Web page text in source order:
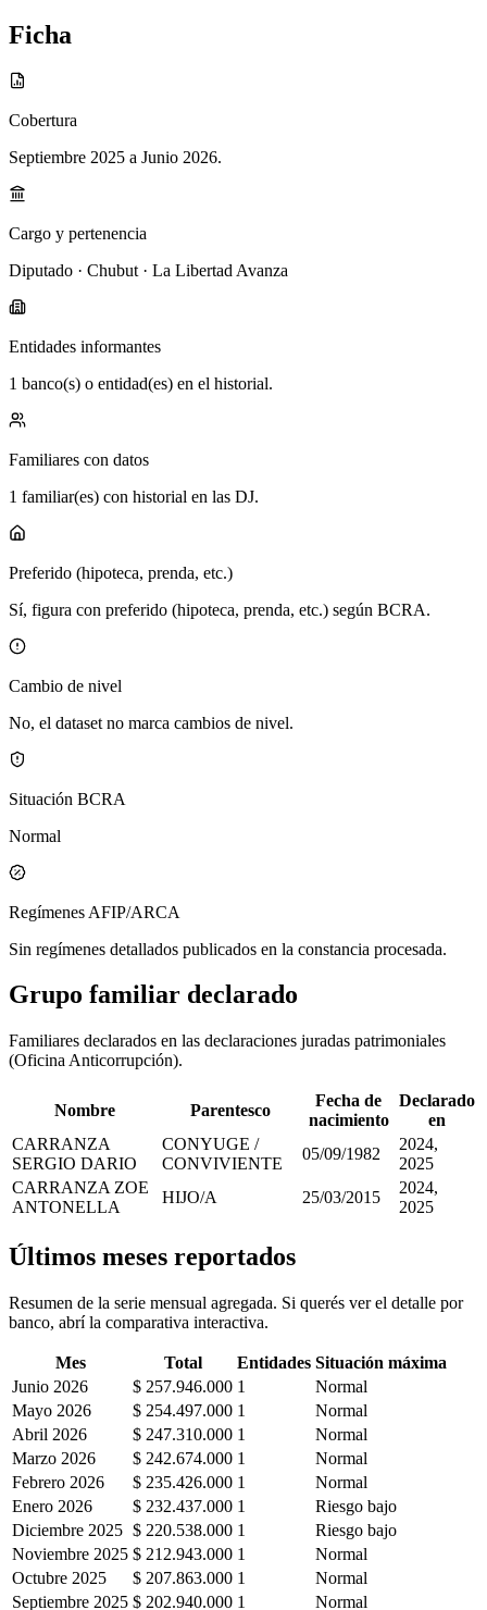
Ficha
Cobertura
Septiembre 2025 a Junio 2026.
Cargo y pertenencia
Diputado · Chubut · La Libertad Avanza
Entidades informantes
1 banco(s) o entidad(es) en el historial.
Familiares con datos
1 familiar(es) con historial en las DJ.
Preferido (hipoteca, prenda, etc.)
Sí, figura con preferido (hipoteca, prenda, etc.) según BCRA.
Cambio de nivel
No, el dataset no marca cambios de nivel.
Situación BCRA
Normal
Regímenes AFIP/ARCA
Sin regímenes detallados publicados en la constancia procesada.
Grupo familiar declarado
Familiares declarados en las declaraciones juradas patrimoniales
(Oficina Anticorrupción).
Nombre Parentesco
Fecha de
nacimiento
Declarado
en
CARRANZA
SERGIO DARIO
CONYUGE /
CONVIVIENTE
05/09/1982
2024,
2025
CARRANZA ZOE
ANTONELLA
HIJO/A 25/03/2015
2024,
2025
Últimos meses reportados
Resumen de la serie mensual agregada. Si querés ver el detalle por
banco, abrí la comparativa interactiva.
Mes Total Entidades Situación máxima
Junio 2026
$ 257.946.000 1
Normal
Mayo 2026
$ 254.497.000 1
Normal
Abril 2026
$ 247.310.000 1
Normal
Marzo 2026
$ 242.674.000 1
Normal
Febrero 2026
$ 235.426.000 1
Normal
Enero 2026
$ 232.437.000 1
Riesgo bajo
Diciembre 2025 $ 220.538.000 1
Riesgo bajo
Noviembre 2025 $ 212.943.000 1
Normal
Octubre 2025
$ 207.863.000 1
Normal
Septiembre 2025 $ 202.940.000 1 Normal